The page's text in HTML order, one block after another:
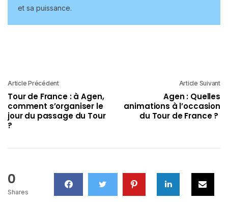
et sa puissance.
Article Précédent
Tour de France : à Agen,
comment s’organiser le
jour du passage du Tour
?
Article Suivant
Agen : Quelles
animations à l’occasion
du Tour de France ?
0
Shares